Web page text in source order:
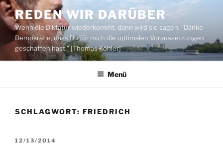
Zum
Inhalt
springen
REDEN WIR DARÜBER
Wenn die Diktatur wiederkommt, dann wird sie sagen: "Danke
Demokratie, dass Du für mich die optimalen Voraussetzungen
geschaffen hast." [Thomas Köhler]
Menü
SCHLAGWORT: FRIEDRICH
VERÖFFENTLICHT
12/13/2014